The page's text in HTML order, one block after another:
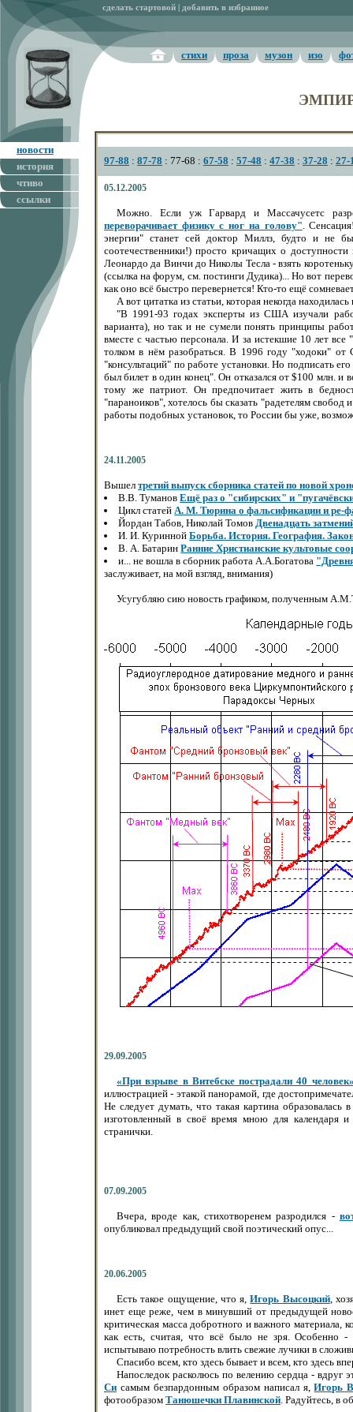
сделать стартовой добавить в избранное
стихи проза музон изо
новости
история
чтиво
ссылки
97-88 : 87-78 : 77-68 : 67-58 : 57-48 : 47-38 : 37-28 : 27-
05.12.2005
Можно. Если уж Гарвард и Массачусетс
переворачивает физику с ног на голову".
энергии" станет сей доктор Миллз, будто и не
соотечественники!) просто кричащих о
Леонардо да Винчи до Николы Тесла - взять
(ссылка на форум, см. постинги Дудика)... Но вот
как оно всё быстро перевернется! Кто-то ещё
А вот цитатка из статьи, которая некогда
"В 1991-93 годах эксперты из США изучали
варианта), но так и не сумели понять принципы
вместе с частью персонала. И за истекшие 10 лет
толком в нём разобраться. В 1996 году "ходоки" от
"консультаций" по работе установки. Но подписать
был билет в один конец". Он отказался от $100 млн. и
тому же патриот. Он предпочитает жить в
"параноиков", хотелось бы сказать "радетелям
работы подобных установок, то России бы уже,
24.11.2005
Вышел третий выпуск сборника статей по новой
В.В. ТумановЕщё раз о "сибирских" и
Цикл статейА. М. Тюринао фальсификации и ре-
Йордан Табов, Николай ТомовДвенадцать
И. И. КуриннойБорьба. История. География.
В. А. БатаринРанние Христианские культовые
и... не вошла в сборник работа А.А.Богатова
заслуживает, на мой взгляд, внимания)
Усугубляю сию новость графиком, полученным
29.09.2005
«При взрыве в Витебске пострадали 40
иллюстрацией - этакой панорамой, где
Не следует думать, что такая картина образовалась
изготовленный в своё время мною для календаря
странички.
07.09.2005
Вчера, вроде как, стихотворенем разродился -
опубликовал предыдущий свой поэтический опус...
20.06.2005
Есть такое ощущение, что я,Игорь Высоцкий,
инет еще реже, чем в минувший от предыдущей
критическая масса добротного и важного материала,
как есть, считая, что всё было не зря. Особенно -
испытываю потребность влить свежие лучики в
Спасибо всем, кто здесь бывает и всем, кто здесь
Напоследок расколюсь по велению сердца - вдруг
Си самым безпардонным образом написал я,Игорь
фотообразом Танюшечки Плавинской. Радуйтесь, в